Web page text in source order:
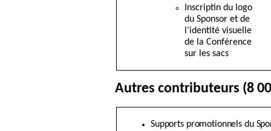
Inscriptin du logo
du Sponsor et de
l’identité visuelle
de la Conférence
sur les sacs
Autres contributeurs (8
Supports promotionnels du